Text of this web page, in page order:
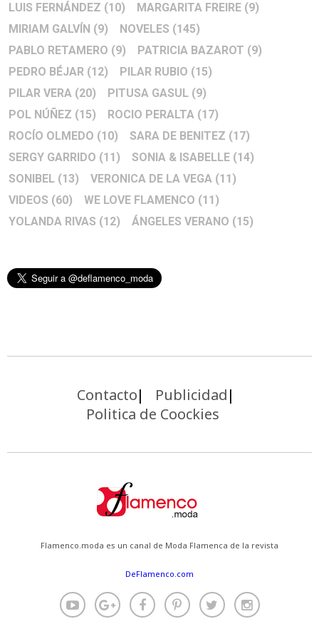
LUIS FERNÁNDEZ (10) MARGARITA FREIRE (9)
MIRIAM GALVÍN (9) NOVELES (145)
PABLO RETAMERO (9) PATRICIA BAZAROT (9)
PEDRO BÉJAR (12) PILAR RUBIO (15)
PILAR VERA (20) PITUSA GASUL (9)
POL NÚÑEZ (15) ROCIO PERALTA (17)
ROCÍO OLMEDO (10) SARA DE BENITEZ (17)
SERGY GARRIDO (11) SONIA & ISABELLE (14)
SONIBEL (13) VERONICA DE LA VEGA (11)
VIDEOS (60) WE LOVE FLAMENCO (11)
YOLANDA RIVAS (12) ÁNGELES VERANO (15)
Contacto
Publicidad
Politica de Coockies
Flamenco.moda es un canal de Moda Flamenca de la revista
DeFlamenco.com